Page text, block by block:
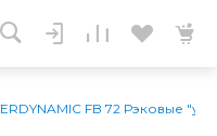
FB 72 Рэковые